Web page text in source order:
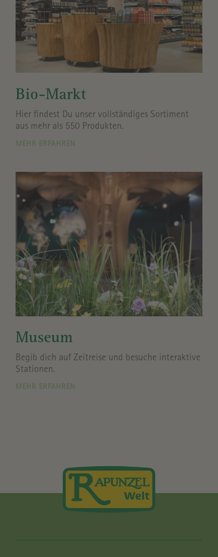
Bio-Markt
Hier findest Du unser vollständiges Sortiment
aus mehr als 550 Produkten.
MEHR ERFAHREN
Museum
Begib dich auf Zeitreise und besuche interaktive
Stationen.
MEHR ERFAHREN